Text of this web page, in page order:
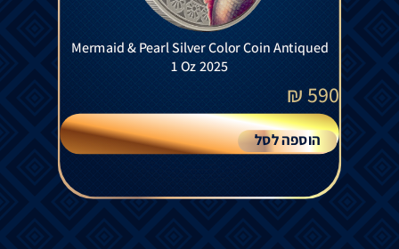
Mermaid & Pearl Silver Color Coin Antiqued
1 Oz 2025
590
₪
הוספה לסל